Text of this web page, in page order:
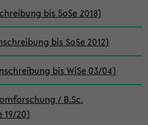
bis SoSe 2018)
bis SoSe 2012)
bis WiSe 03/04)
/ B.Sc.
19/20)